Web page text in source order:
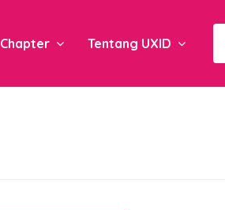
Chapter Tentang UXID